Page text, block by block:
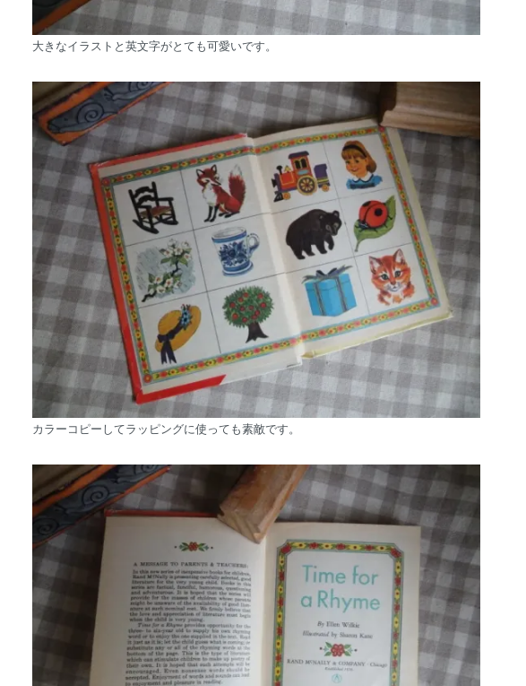
大きなイラストと英文字がとても可愛いです。
カラーコピーしてラッピングに使っても素敵です。